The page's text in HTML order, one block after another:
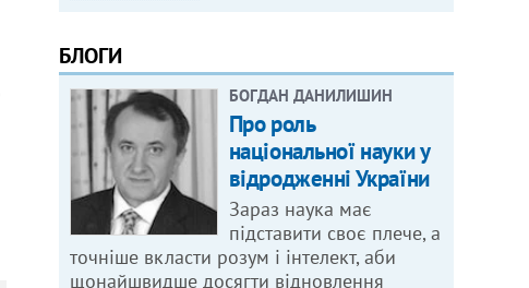
БЛОГИ
БОГДАН ДАНИЛИШИН
Про роль
національної науки у
відродженні України
Зараз наука має
підставити своє плече, а
точніше вкласти розум і інтелект, аби
щонайшвидше досягти відновлення